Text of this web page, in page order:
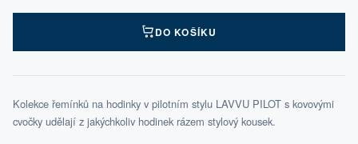
DO KOŠÍKU
Kolekce řemínků na hodinky v pilotním stylu LAVVU PILOT s kovovými
cvočky udělají z jakýchkoliv hodinek rázem stylový kousek.